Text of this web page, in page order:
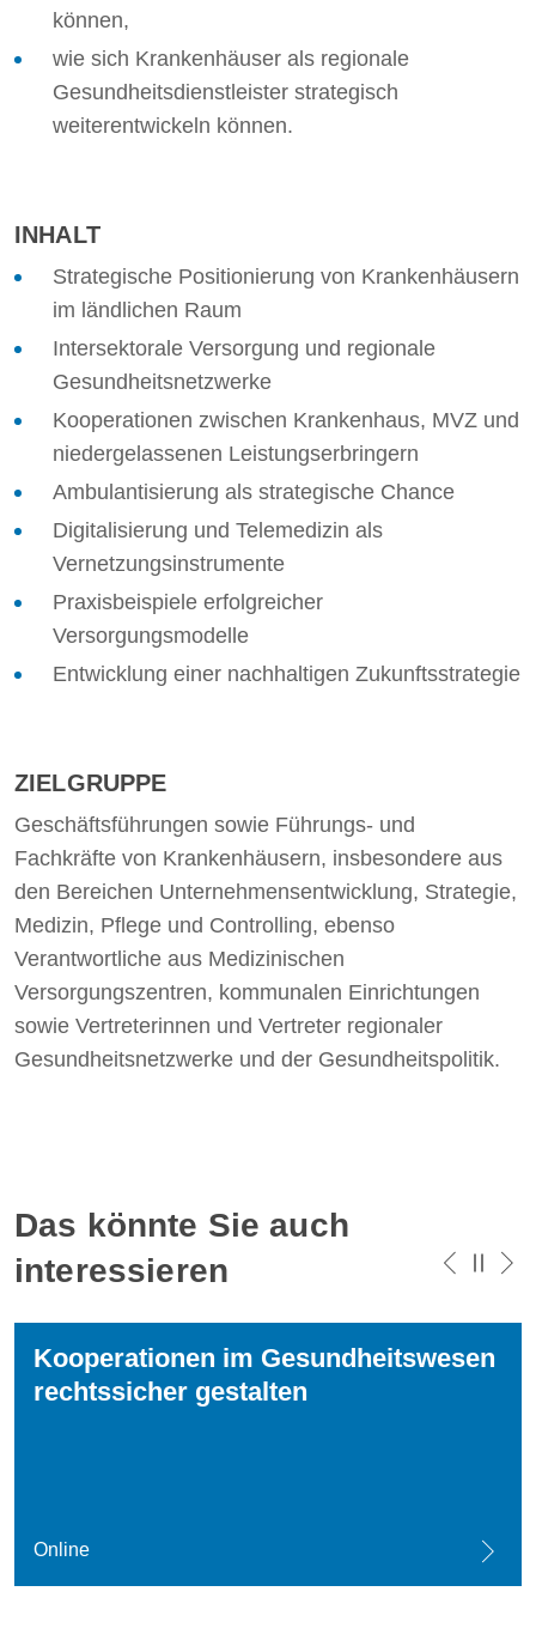
können,
wie sich Krankenhäuser als regionale
Gesundheitsdienstleister strategisch
weiterentwickeln können.
INHALT
Strategische Positionierung von Krankenhäusern
im ländlichen Raum
Intersektorale Versorgung und regionale
Gesundheitsnetzwerke
Kooperationen zwischen Krankenhaus, MVZ und
niedergelassenen Leistungserbringern
Ambulantisierung als strategische Chance
Digitalisierung und Telemedizin als
Vernetzungsinstrumente
Praxisbeispiele erfolgreicher
Versorgungsmodelle
Entwicklung einer nachhaltigen Zukunftsstrategie
ZIELGRUPPE
Geschäftsführungen sowie Führungs- und
Fachkräfte von Krankenhäusern, insbesondere aus
den Bereichen Unternehmensentwicklung, Strategie,
Medizin, Pflege und Controlling, ebenso
Verantwortliche aus Medizinischen
Versorgungszentren, kommunalen Einrichtungen
sowie Vertreterinnen und Vertreter regionaler
Gesundheitsnetzwerke und der Gesundheitspolitik.
Das könnte Sie auch
interessieren
Kooperationen im Gesundheitswesen
rechtssicher gestalten
Online